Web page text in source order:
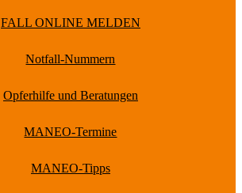
FALL ONLINE MELDEN
Notfall-Nummern
Opferhilfe und Beratungen
MANEO-Termine
MANEO-Tipps